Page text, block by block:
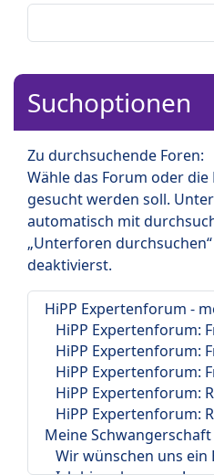
Suchoptionen
Zu durchsuchende Foren:
Wähle das Forum oder die
gesucht werden soll.
automatisch mit
„Unterforen
deaktivierst.